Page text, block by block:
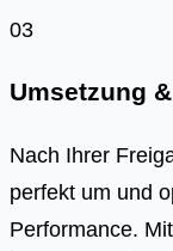
03
Umsetzung
Nach Ihrer
perfekt um und
Performance.